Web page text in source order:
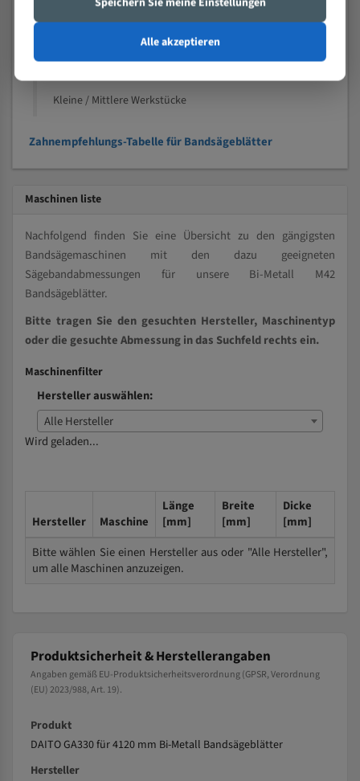
Nichteisenmetalle
Speziell entwickelt für Profile / Rohre
Kleine und mittlere Profile / Kleine Durchmesser
Vollmaterial
Kleine / Mittlere Werkstücke
Zahnempfehlungs-Tabelle für Bandsägeblätter
Maschinen liste
Nachfolgend finden Sie eine Übersicht zu den gängigsten
Bandsägemaschinen mit den dazu geeigneten
Sägebandabmessungen für unsere Bi-Metall M42
Bandsägeblätter.
Bitte tragen Sie den gesuchten Hersteller, Maschinentyp
oder die gesuchte Abmessung in das Suchfeld rechts ein.
Maschinenfilter
Hersteller auswählen:
Alle Hersteller
Wird geladen...
Hersteller Maschine
Länge
[mm]
Breite
[mm]
Dicke
[mm]
Bitte wählen Sie einen Hersteller aus oder "Alle Hersteller",
um alle Maschinen anzuzeigen.
Produktsicherheit & Herstellerangaben
Angaben gemäß EU-Produktsicherheitsverordnung (GPSR, Verordnung
(EU) 2023/988, Art. 19).
Produkt
DAITO GA330 für 4120 mm Bi-Metall Bandsägeblätter
Hersteller
Alle akzeptieren